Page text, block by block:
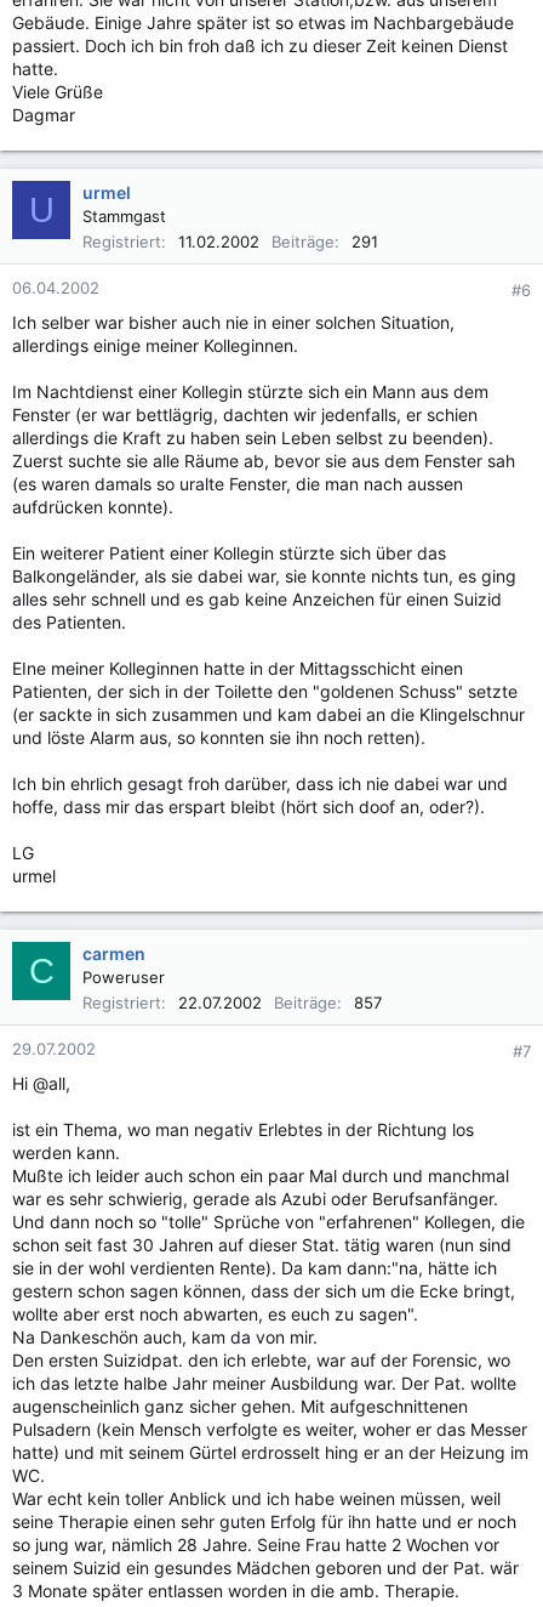
Gebäude. Einige Jahre später ist so etwas im Nachbargebäude
passiert. Doch ich bin froh daß ich zu dieser Zeit keinen Dienst
hatte.
Viele Grüße
Dagmar
U urmel
Stammgast
Registriert
11.02.2002 Beiträge 291
06.04.2002 #6
Ich selber war bisher auch nie in einer solchen Situation,
allerdings einige meiner Kolleginnen.
Im Nachtdienst einer Kollegin stürzte sich ein Mann aus dem
Fenster (er war bettlägrig, dachten wir jedenfalls, er schien
allerdings die Kraft zu haben sein Leben selbst zu beenden).
Zuerst suchte sie alle Räume ab, bevor sie aus dem Fenster sah
(es waren damals so uralte Fenster, die man nach aussen
aufdrücken konnte).
Ein weiterer Patient einer Kollegin stürzte sich über das
Balkongeländer, als sie dabei war, sie konnte nichts tun, es ging
alles sehr schnell und es gab keine Anzeichen für einen Suizid
des Patienten.
EIne meiner Kolleginnen hatte in der Mittagsschicht einen
Patienten, der sich in der Toilette den "goldenen Schuss" setzte
(er sackte in sich zusammen und kam dabei an die Klingelschnur
und löste Alarm aus, so konnten sie ihn noch retten).
Ich bin ehrlich gesagt froh darüber, dass ich nie dabei war und
hoffe, dass mir das erspart bleibt (hört sich doof an, oder?).
LG
urmel
C carmen
Poweruser
Registriert
22.07.2002 Beiträge 857
29.07.2002 #7
Hi @all,
ist ein Thema, wo man negativ Erlebtes in der Richtung los
werden kann.
Mußte ich leider auch schon ein paar Mal durch und manchmal
war es sehr schwierig, gerade als Azubi oder Berufsanfänger.
Und dann noch so "tolle" Sprüche von "erfahrenen" Kollegen, die
schon seit fast 30 Jahren auf dieser Stat. tätig waren (nun sind
sie in der wohl verdienten Rente). Da kam dann:"na, hätte ich
gestern schon sagen können, dass der sich um die Ecke bringt,
wollte aber erst noch abwarten, es euch zu sagen".
Na Dankeschön auch, kam da von mir.
Den ersten Suizidpat. den ich erlebte, war auf der Forensic, wo
ich das letzte halbe Jahr meiner Ausbildung war. Der Pat. wollte
augenscheinlich ganz sicher gehen. Mit aufgeschnittenen
Pulsadern (kein Mensch verfolgte es weiter, woher er das Messer
hatte) und mit seinem Gürtel erdrosselt hing er an der Heizung im
WC.
War echt kein toller Anblick und ich habe weinen müssen, weil
seine Therapie einen sehr guten Erfolg für ihn hatte und er noch
so jung war, nämlich 28 Jahre. Seine Frau hatte 2 Wochen vor
seinem Suizid ein gesundes Mädchen geboren und der Pat. wär
3 Monate später entlassen worden in die amb. Therapie.